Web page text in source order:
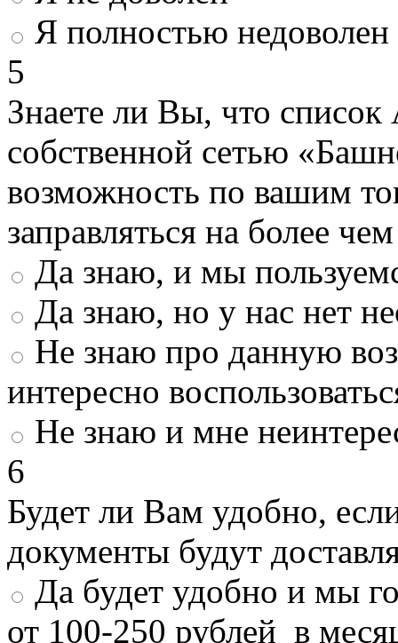
Я полностью недоволен
5
Знаете ли Вы, что
собственной сетью
возможность по вашим
заправляться на более
Да знаю, и мы
Да знаю, но у нас нет
Не знаю про данную
интересно
Не знаю и мне
6
Будет ли Вам удобно,
документы будут
Да будет удобно и мы
от 100-250 рублей в